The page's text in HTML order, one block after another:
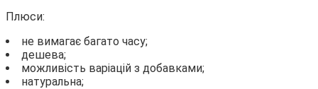
Плюси:
не вимагає багато часу;
дешева;
можливість варіацій з добавками;
натуральна;